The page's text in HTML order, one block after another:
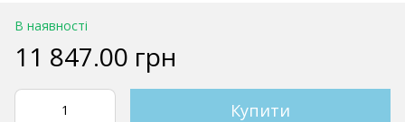
В наявності
11 847.00 грн
Купити